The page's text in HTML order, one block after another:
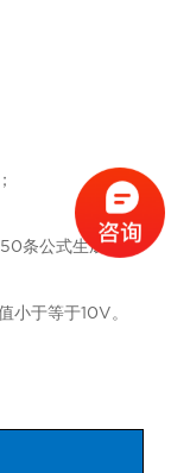
条公式生成的波
小于等于10V。